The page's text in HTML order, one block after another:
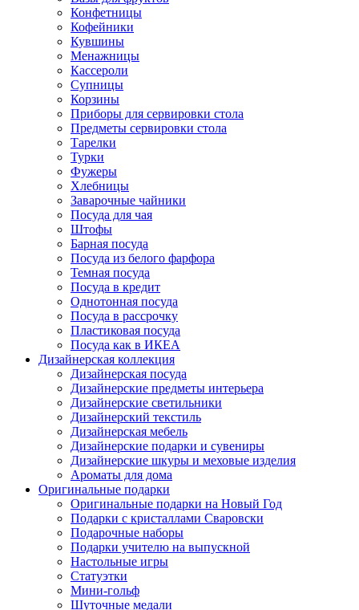
Конфетницы
Кофейники
Кувшины
Менажницы
Кассероли
Супницы
Корзины
Приборы для сервировки стола
Предметы сервировки стола
Тарелки
Турки
Фужеры
Хлебницы
Заварочные чайники
Посуда для чая
Штофы
Барная посуда
Посуда из белого фарфора
Темная посуда
Посуда в кредит
Однотонная посуда
Посуда в рассрочку
Пластиковая посуда
Посуда как в ИКЕА
Дизайнерская коллекция
Дизайнерская посуда
Дизайнерские предметы интерьера
Дизайнерские светильники
Дизайнерский текстиль
Дизайнерская мебель
Дизайнерские подарки и сувениры
Дизайнерские шкуры и меховые изделия
Ароматы для дома
Оригинальные подарки
Оригинальные подарки на Новый Год
Подарки с кристаллами Сваровски
Подарочные наборы
Подарки учителю на выпускной
Настольные игры
Статуэтки
Мини-гольф
Шуточные медали